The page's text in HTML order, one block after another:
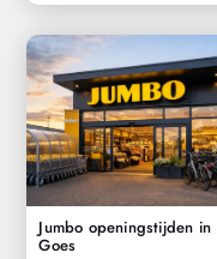
Jumbo openingstijden in
Goes